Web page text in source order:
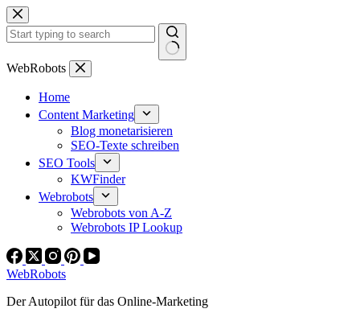
Zum
Inhalt
springen
Keine
WebRobots
Home
Content Marketing
Blog monetarisieren
SEO-Texte schreiben
SEO Tools
KWFinder
Webrobots
Webrobots von A-Z
Webrobots IP Lookup
WebRobots
Der Autopilot für das Online-Marketing